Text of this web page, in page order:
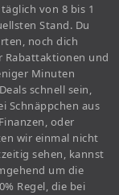
von 8 bis 1
Stand. Du
noch dich
Rabattaktionen und
Minuten
schnell sein,
Schnäppchen aus
oder
wir einmal nicht
sehen, kannst
um die
Regel, die bei